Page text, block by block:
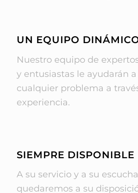
UN EQUIPO
Nuestro equipo de
y entusiastas le ayudarán
cualquier problema a
experiencia.
SIEMPRE DISPONIBLE
A su servicio y a su
quedaremos a su